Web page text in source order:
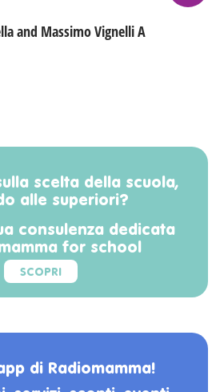
and Massimo Vignelli A
scelta della scuola,
alle superiori?
consulenza dedicata
for school
SCOPRI
di Radiomamma!